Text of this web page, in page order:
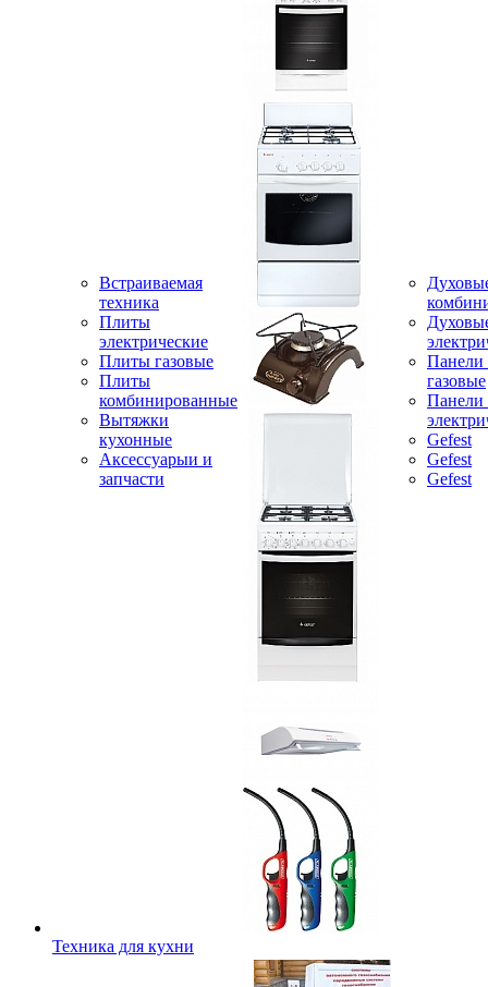
Встраиваемая
техника
Плиты
электрические
Плиты газовые
Плиты
комбинированные
Вытяжки
кухонные
Аксессуарыи и
запчасти
Панели
газовые
Панели
Gefest
Gefest
Gefest
Техника для кухни